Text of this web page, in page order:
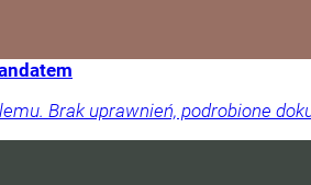
Brak uprawnień, podrobione